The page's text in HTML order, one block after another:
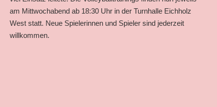
am Mittwochabend ab 18:30 Uhr in der Turnhalle Eichholz
West statt. Neue Spielerinnen und Spieler sind jederzeit
willkommen.